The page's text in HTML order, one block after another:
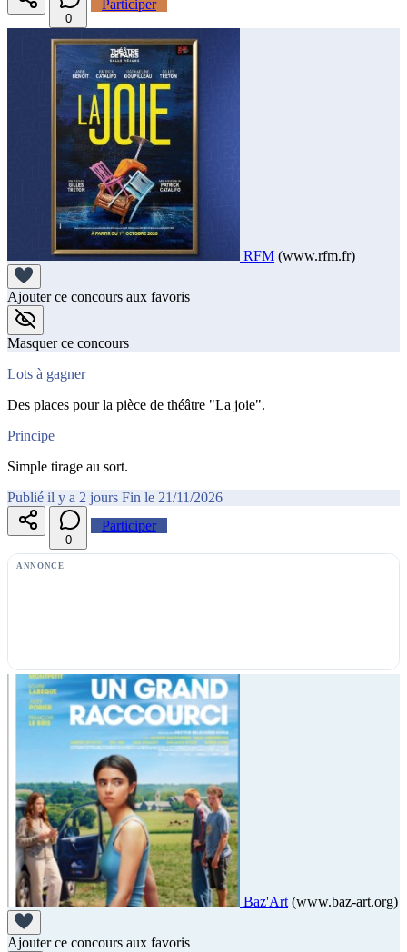
0
Participer
RFM (www.rfm.fr)
Ajouter ce concours aux favoris
Masquer ce concours
Lots à gagner
Des places pour la pièce de théâtre "La joie".
Principe
Simple tirage au sort.
Publié il y a 2 jours Fin le 21/11/2026
0
Participer
ANNONCE
Baz'Art (www.baz-art.org)
Ajouter ce concours aux favoris